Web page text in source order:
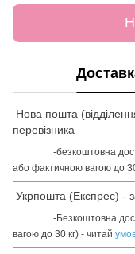
Нова пошта
перевізника
-безкоштовна
або фактичною вагою до
Укрпошта (Експрес) -
-Безкоштовна
вагою до 30 кг) - читай